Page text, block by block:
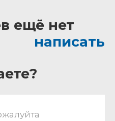
ещё нет
написать